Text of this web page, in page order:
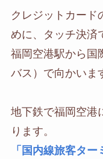
クレジットカード
めに、タッチ決済
福岡空港駅から国
バス）で向かいま
地下鉄で福岡空港
ります。
「国内線旅客ター